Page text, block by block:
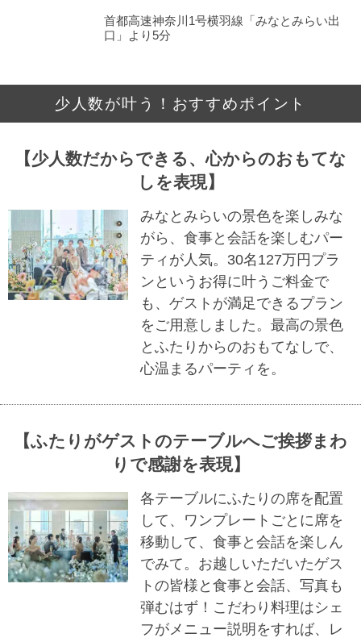
首都高速神奈川1号横羽線「みなとみらい出
口」より5分
少人数が叶う！おすすめポイント
【少人数だからできる、心からのおもてな
しを表現】
みなとみらいの景色を楽しみな
がら、食事と会話を楽しむパー
ティが人気。30名127万円プラ
ンというお得に叶うご料金で
も、ゲストが満足できるプラン
をご用意しました。最高の景色
とふたりからのおもてなしで、
心温まるパーティを。
【ふたりがゲストのテーブルへご挨拶まわ
りで感謝を表現】
各テーブルにふたりの席を配置
して、ワンプレートごとに席を
移動して、食事と会話を楽しん
でみて。お越しいただいたゲス
トの皆様と食事と会話、写真も
弾むはず！こだわり料理はシェ
フがメニュー説明をすれば、レ